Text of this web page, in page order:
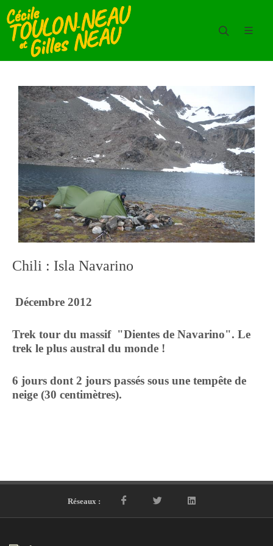
Chili : Isla Navarino
Décembre 2012
Trek tour du massif "Dientes de Navarino". Le
trek le plus austral du monde !
6 jours dont 2 jours passés sous une tempête de
neige (30 centimètres).
Réseaux :